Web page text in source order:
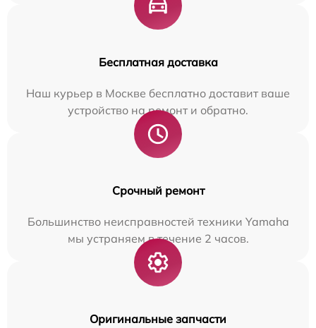
Бесплатная доставка
Наш курьер в Москве бесплатно доставит ваше
устройство на ремонт и обратно.
Срочный ремонт
Большинство неисправностей техники Yamaha
мы устраняем в течение 2 часов.
Оригинальные запчасти